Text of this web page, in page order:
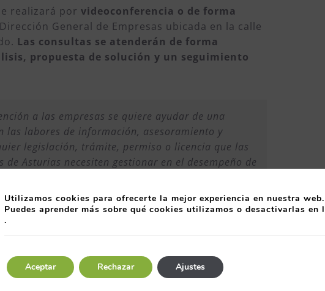
realizará porvideoconferencia o de forma
General de Empresas ubicada en la calle
Las consultas se atenderán de forma
propuesta de solución y un seguimiento
a las empresas se quiere ayudar de una
las labores de información, asesoramiento y
legislación, trámite, permiso o licencia que las
de Asturias necesiten gestionar en el desempeño de
de mediación dentro del Principado se unirán las
administraciones cuando sea necesario.
Utilizamos cookies para ofrecerte la mejor experiencia en nuestra web.
Puedes aprender más sobre qué cookies utilizamos o desactivarlas en
.
Aceptar Rechazar Ajustes